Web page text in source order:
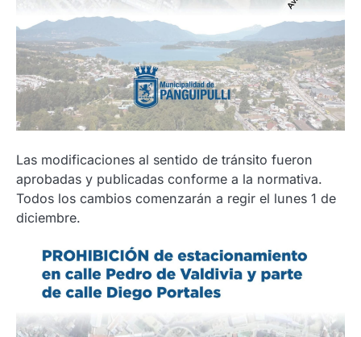
Las modificaciones al sentido de tránsito fueron
aprobadas y publicadas conforme a la normativa.
Todos los cambios comenzarán a regir el lunes 1 de
diciembre.